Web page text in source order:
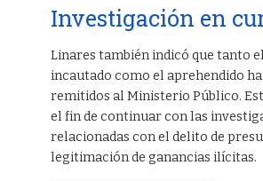
Investigación en
Linares también indicó que tanto
incautado como el aprehendido
remitidos al Ministerio Público.
el fin de continuar con las
relacionadas con el delito de
legitimación de ganancias ilícitas.